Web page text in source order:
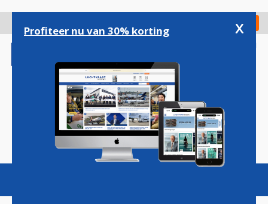
gaan
Check in
Magazine Podcasts Vacatures
Profiteer nu van 30% korting x